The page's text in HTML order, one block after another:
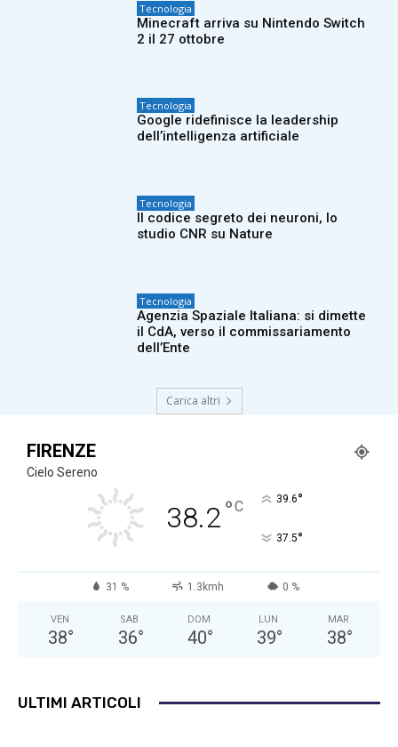
Tecnologia
Minecraft arriva su Nintendo Switch
2 il 27 ottobre
Tecnologia
Google ridefinisce la leadership
dell’intelligenza artificiale
Tecnologia
Il codice segreto dei neuroni, lo
studio CNR su Nature
Tecnologia
Agenzia Spaziale Italiana: si dimette
il CdA, verso il commissariamento
dell’Ente
Carica altri
FIRENZE
Cielo Sereno
38.2°C 39.6°
37.5°
31 % 1.3kmh 0 %
VEN
38°
SAB
36°
DOM
40°
LUN
39°
MAR
38°
ULTIMI ARTICOLI